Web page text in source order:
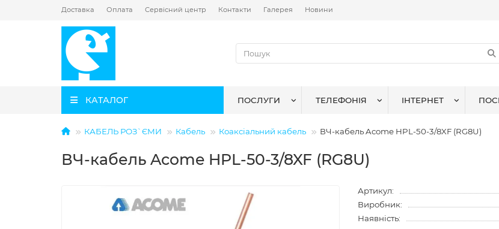
Доставка Оплата Сервісний центр Контакти Галерея Новини
КАТАЛОГ ПОСЛУГИ ТЕЛЕФОНІЯ ІНТЕРНЕТ
КАБЕЛЬ РОЗ`ЄМИ Кабель Коаксіальний кабель ВЧ-кабель Acome HPL-50-3/8XF (RG8U)
ВЧ-кабель Acome HPL-50-3/8XF (RG8U)
Артикул:
Виробник:
Наявність: